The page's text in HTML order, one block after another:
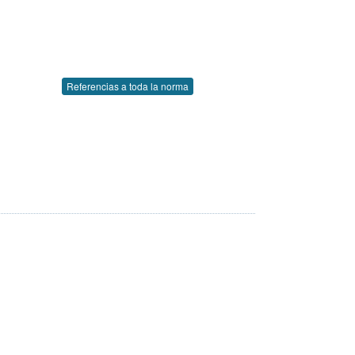
Referencias a toda la norma